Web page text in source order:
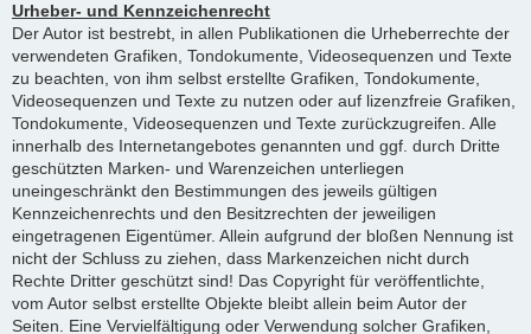
Urheber- und Kennzeichenrecht
Der Autor ist bestrebt, in allen Publikationen die Urheberrechte der
verwendeten Grafiken, Tondokumente, Videosequenzen und Texte
zu beachten, von ihm selbst erstellte Grafiken, Tondokumente,
Videosequenzen und Texte zu nutzen oder auf lizenzfreie Grafiken,
Tondokumente, Videosequenzen und Texte zurückzugreifen. Alle
innerhalb des Internetangebotes genannten und ggf. durch Dritte
geschützten Marken- und Warenzeichen unterliegen
uneingeschränkt den Bestimmungen des jeweils gültigen
Kennzeichenrechts und den Besitzrechten der jeweiligen
eingetragenen Eigentümer. Allein aufgrund der bloßen Nennung ist
nicht der Schluss zu ziehen, dass Markenzeichen nicht durch
Rechte Dritter geschützt sind! Das Copyright für veröffentlichte,
vom Autor selbst erstellte Objekte bleibt allein beim Autor der
Seiten. Eine Vervielfältigung oder Verwendung solcher Grafiken,